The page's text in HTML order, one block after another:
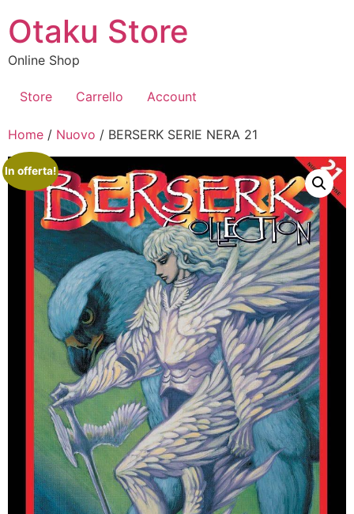
contenuto
Otaku Store
Online Shop
Store Carrello Account
Home / Nuovo / BERSERK SERIE NERA 21
In offerta!